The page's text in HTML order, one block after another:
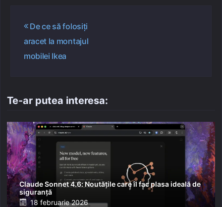
Navigare
articole
De ce să folosiți
aracet la montajul
mobilei Ikea
Te-ar putea interesa:
Claude Sonnet 4.6: Noutățile care îl fac plasa ideală de
siguranță
Posted
18 februarie 2026